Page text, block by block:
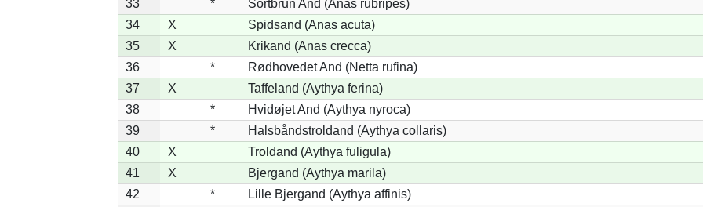
33
*
Sortbrun And (Anas rubripes)
34
X
Spidsand (Anas acuta)
35
X
Krikand (Anas crecca)
36
*
Rødhovedet And (Netta rufina)
37
X
Taffeland (Aythya ferina)
38
*
Hvidøjet And (Aythya nyroca)
39
*
Halsbåndstroldand (Aythya collaris)
40
X
Troldand (Aythya fuligula)
41
X
Bjergand (Aythya marila)
42
*
Lille Bjergand (Aythya affinis)